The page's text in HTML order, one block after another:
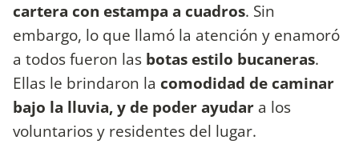
cartera con estampa a cuadros. Sin
embargo, lo que llamó la atención y enamoró
a todos fueron las botas estilo bucaneras.
Ellas le brindaron la comodidad de caminar
bajo la lluvia, y de poder ayudar a los
voluntarios y residentes del lugar.